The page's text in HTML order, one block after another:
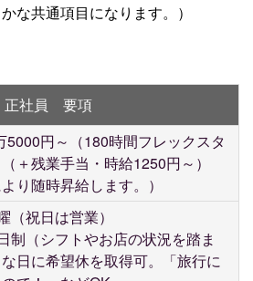
な共通項目になります。）
正社員 要項
5000円～（180時間フレックスタ
＋残業手当・時給1250円～）
より随時昇給します。）
（祝日は営業）
制（シフトやお店の状況を踏ま
日に希望休を取得可。「旅行に